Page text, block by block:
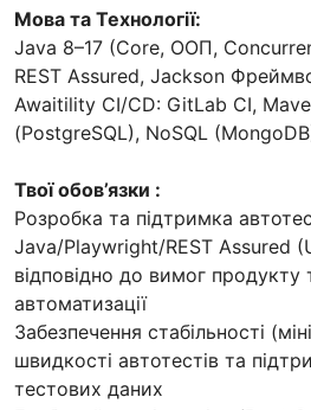
Мова та Технології:
Java 8–17 (Core, ООП,
REST Assured, Jackson
Awaitility CI/CD: GitLab CI,
(PostgreSQL), NoSQL
Твої обов’язки :
Розробка та підтримка
Java/Playwright/REST Assured
відповідно до вимог продукту
автоматизації
Забезпечення стабільності
швидкості автотестів та
тестових даних